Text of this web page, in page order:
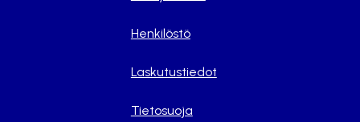
Henkilöstö
Laskutustiedot
Tietosuoja